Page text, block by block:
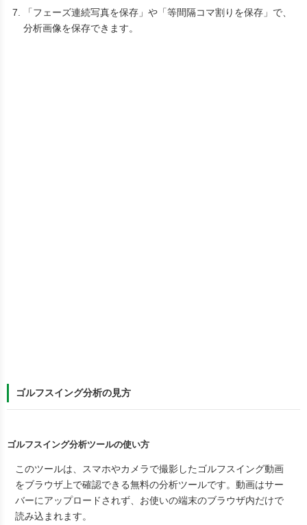
「フェーズ連続写真を保存」や「等間隔コマ割りを保存」で、
分析画像を保存できます。
ゴルフスイング分析の見方
ゴルフスイング分析ツールの使い方
このツールは、スマホやカメラで撮影したゴルフスイング動画
をブラウザ上で確認できる無料の分析ツールです。動画はサー
バーにアップロードされず、お使いの端末のブラウザ内だけで
読み込まれます。